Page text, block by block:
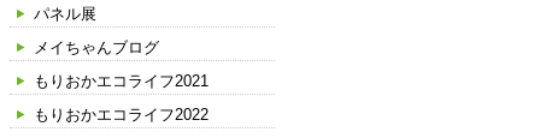
パネル展
メイちゃんブログ
もりおかエコライフ2021
もりおかエコライフ2022